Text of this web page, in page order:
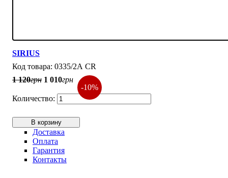
SIRIUS
0335/2А CR
-10%
1 120грн 1 010грн
В корзину
Доставка
Оплата
Гарантия
Контакты